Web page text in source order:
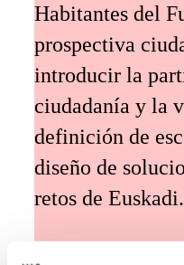
Habitantes del
prospectiva
introducir la
ciudadanía y la
definición de
diseño de
retos de Euskadi.